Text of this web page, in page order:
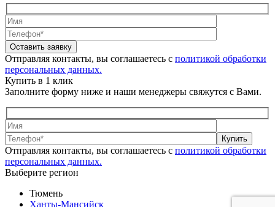
Оставить заявку
Отправляя контакты, вы соглашаетесь с политикой обработки
персональных данных.
Купить в 1 клик
Заполните форму ниже и наши менеджеры свяжутся с Вами.
Купить
Отправляя контакты, вы соглашаетесь с политикой обработки
персональных данных.
Выберите регион
Тюмень
Ханты-Мансийск